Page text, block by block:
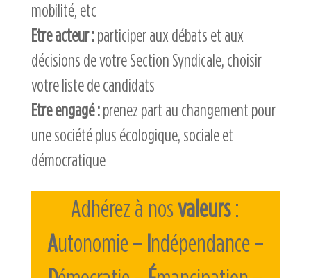
mobilité, etc
Etre acteur :participer aux débats et aux
décisions de votre Section Syndicale, choisir
votre liste de candidats
Etre engagé :prenez part au changement pour
une société plus écologique, sociale et
démocratique
Adhérez à nosvaleurs:
Autonomie – Indépendance –